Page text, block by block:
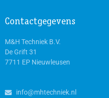
Contactgegevens
M&H Techniek B.V.
De Grift 31
7711 EP Nieuwleusen
info@mhtechniek.nl